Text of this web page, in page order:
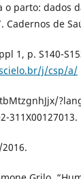
o parto: dados
Cadernos de
1, p. S140-
j/csp/a/
311X00127013.